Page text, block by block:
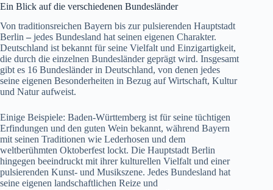
Ein Blick auf die verschiedenen Bundesländer
Von traditionsreichen Bayern bis zur pulsierenden Hauptstadt
Berlin – jedes Bundesland hat seinen eigenen Charakter.
Deutschland ist bekannt für seine Vielfalt und Einzigartigkeit,
die durch die einzelnen Bundesländer geprägt wird. Insgesamt
gibt es 16 Bundesländer in Deutschland, von denen jedes
seine eigenen Besonderheiten in Bezug auf Wirtschaft, Kultur
und Natur aufweist.
Einige Beispiele: Baden-Württemberg ist für seine tüchtigen
Erfindungen und den guten Wein bekannt, während Bayern
mit seinen Traditionen wie Lederhosen und dem
weltberühmten Oktoberfest lockt. Die Hauptstadt Berlin
hingegen beeindruckt mit ihrer kulturellen Vielfalt und einer
pulsierenden Kunst- und Musikszene. Jedes Bundesland hat
seine eigenen landschaftlichen Reize und